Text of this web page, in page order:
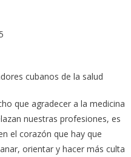
cubanos de la salud
que agradecer a la medicina
nuestras profesiones, es
el corazón que hay que
orientar y hacer más culta